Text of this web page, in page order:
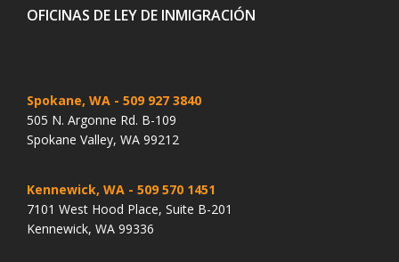
OFICINAS DE LEY DE INMIGRACIÓN
Spokane, WA - 509 927 3840
505 N. Argonne Rd. B-109
Spokane Valley, WA 99212
Kennewick, WA - 509 570 1451
7101 West Hood Place, Suite B-201
Kennewick, WA 99336